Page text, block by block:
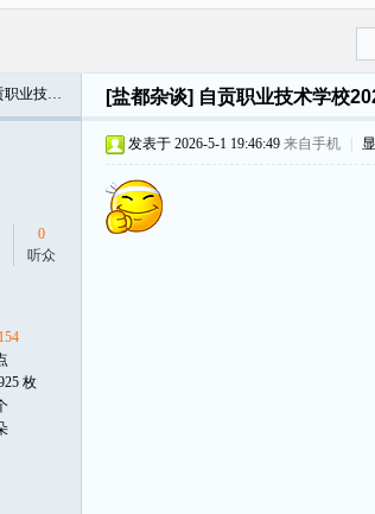
业技术学校 [盐都杂谈] 自贡职业技术学校
0
听众
枚
发表于 2026-5-1 19:46:49 来自手机